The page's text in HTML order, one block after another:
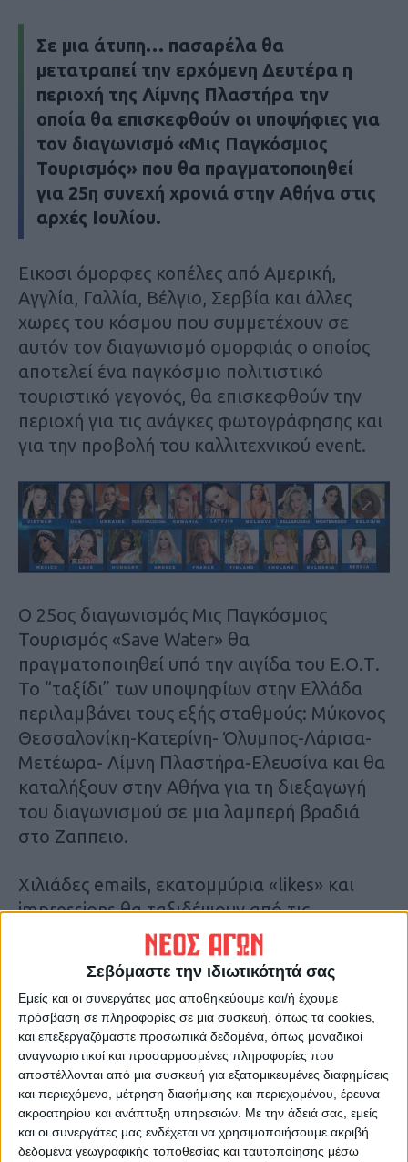
Σεβόμαστε την ιδιωτικότητά σας
Εμείς και οι συνεργάτες μας αποθηκεύουμε και/ή έχουμε
πρόσβαση σε πληροφορίες σε μια συσκευή, όπως τα cookies,
και επεξεργαζόμαστε προσωπικά δεδομένα, όπως μοναδικοί
αναγνωριστικοί και προσαρμοσμένες πληροφορίες που
αποστέλλονται από μια συσκευή για εξατομικευμένες διαφημίσεις
και περιεχόμενο, μέτρηση διαφήμισης και περιεχομένου, έρευνα
ακροατηρίου και ανάπτυξη υπηρεσιών. Με την άδειά σας, εμείς
και οι συνεργάτες μας ενδέχεται να χρησιμοποιήσουμε ακριβή
δεδομένα γεωγραφικής τοποθεσίας και ταυτοποίησης μέσω
Σε μια άτυπη… πασαρέλα θα
μετατραπεί την ερχόμενη Δευτέρα η
περιοχή της Λίμνης Πλαστήρα την
οποία θα επισκεφθούν οι υποψήφιες για
τον διαγωνισμό «Μις Παγκόσμιος
Τουρισμός» που θα πραγματοποιηθεί
για 25η συνεχή χρονιά στην Αθήνα στις
αρχές Ιουλίου.
Εικοσι όμορφες κοπέλες από Αμερική,
Αγγλία, Γαλλία, Βέλγιο, Σερβία και άλλες
χωρες του κόσμου που συμμετέχουν σε
αυτόν τον διαγωνισμό ομορφιάς ο οποίος
αποτελεί ένα παγκόσμιο πολιτιστικό
τουριστικό γεγονός, θα επισκεφθούν την
περιοχή για τις ανάγκες φωτογράφησης και
για την προβολή του καλλιτεχνικού event.
Ο 25ος διαγωνισμός Mις Παγκόσμιος
Τουρισμός «Save Water» θα
πραγματοποιηθεί υπό την αιγίδα του Ε.Ο.Τ.
Το “ταξίδι” των υποψηφίων στην Ελλάδα
περιλαμβάνει τους εξής σταθμούς: Μύκονος
Θεσσαλονίκη-Κατερίνη- Όλυμπος-Λάρισα-
Μετέωρα- Λίμνη Πλαστήρα-Ελευσίνα και θα
καταλήξουν στην Αθήνα για τη διεξαγωγή
του διαγωνισμού σε μια λαμπερή βραδιά
στο Ζαππειο.
Χιλιάδες emails, εκατομμύρια «likes» και
impressions θα ταξιδέψουν από τις
υποψήφιες μέσα από τα μέσα κοινωνικής
δικτύωσης σε όλο τον πλανήτη, εκθέτοντας
την φιλοξενία και τα πανέμορφα τοπία της
Ελλάδας στον κόσμο. Η Διοργάνωση εχε
ανατεθεί για 25η συνεχή χρονιά στον
πολύπειρο και δραστήριο πρόεδρο του
Σωματείου Μοντέλων κ. Γιώργο Κουτούλια.
Τελευταίες Ειδήσεις Σήμερα